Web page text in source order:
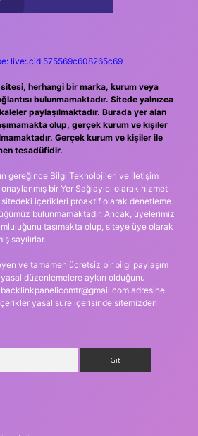
live:.cid.575569c608265c69
herhangi bir marka, kurum veya
bulunmamaktadır. Sitede yalnızca
paylaşılmaktadır. Burada yer alan
olup, gerçek kurum ve kişiler
Gerçek kurum ve kişiler ile
tesadüfidir.
gereğince Bilgi Teknolojileri ve İletişim
bir Yer Sağlayıcı olarak hizmet
içerikleri proaktif olarak denetleme
bulunmamaktadır. Ancak, üyelerimiz
taşımakta olup, siteye üye olarak
sayılırlar.
ve tamamen ücretsiz bir bilgi paylaşım
düzenlemelere aykırı olduğunu
backlinkpanelicomtr@gmail.com adresine
yasal süre içerisinde sitemizden